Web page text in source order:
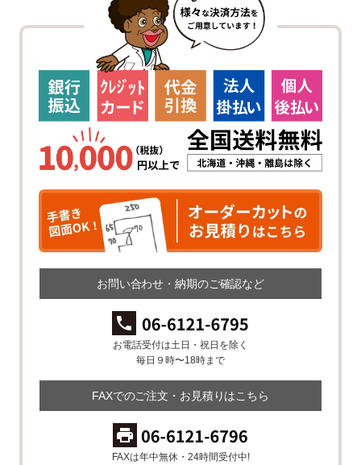
お問い合わせ・納期のご確認など
お電話受付は土日・祝日を除く
毎日９時〜18時まで
FAXでのご注文・お見積りはこちら
FAXは年中無休・24時間受付中!